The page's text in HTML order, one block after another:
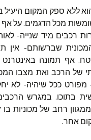
ללא ספק המקום היעיל
מכל הדגמים. על אף
רכבים מיד שנייה-
שברשותם- אין
אף תמונה
של הרכב ואת מצבו
מפורט ככל שיהיה- לא
בתוכו. במגרש
רחב של מכוניות
אחר.